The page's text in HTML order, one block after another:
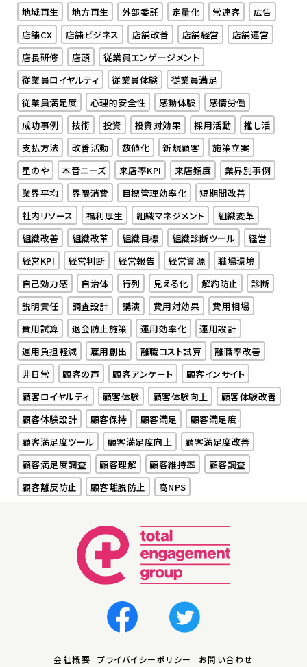
地域再生
地方再生 外部委託 定量化 常連客
広告
店舗CX
店舗ビジネス 店舗改善 店舗経営
店舗運営
店長研修
店頭
従業員エンゲージメント
従業員ロイヤルティ
従業員体験
従業員満足
従業員満足度
心理的安全性 感動体験
感情労働
成功事例
技術 投資 投資対効果 採用活動
推し活
支払方法
改善活動 数値化 新規顧客
施策立案
星のや
本音ニーズ 来店率KPI 来店頻度
業界別事例
業界平均
界隈消費 目標管理効率化
短期間改善
社内リソース
福利厚生 組織マネジメント
組織変革
組織改善
組織改革 組織目標 組織診断ツール
経営
経営KPI
経営判断 経営報告 経営資源
職場環境
自己効力感
自治体 行列 見える化 解約防止
診断
説明責任
調査設計 講演 費用対効果
費用相場
費用試算
退会防止施策 運用効率化
運用設計
運用負担軽減
雇用創出 離職コスト試算
離職率改善
非日常
顧客の声 顧客アンケート
顧客インサイト
顧客ロイヤルティ
顧客体験 顧客体験向上
顧客体験改善
顧客体験設計
顧客保持 顧客満足
顧客満足度
顧客満足度ツール
顧客満足度向上
顧客満足度改善
顧客満足度調査
顧客理解 顧客維持率
顧客調査
顧客離反防止
顧客離脱防止 高NPS
会社概要 プライバイシーポリシー お問い合わせ